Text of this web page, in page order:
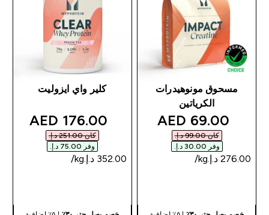
مسحوق مونوهيدرات
الكرياتين
discounted price
69.00 AED‎
كان ‏99.00 د.إ.‏‎
وفر ‏30.00 د.إ.‏‎
كلير واي ايزوليت
price
176.00 AED‎
كان ‏251.00 د.إ.‏‎
وفر ‏75.00 د.إ.‏‎